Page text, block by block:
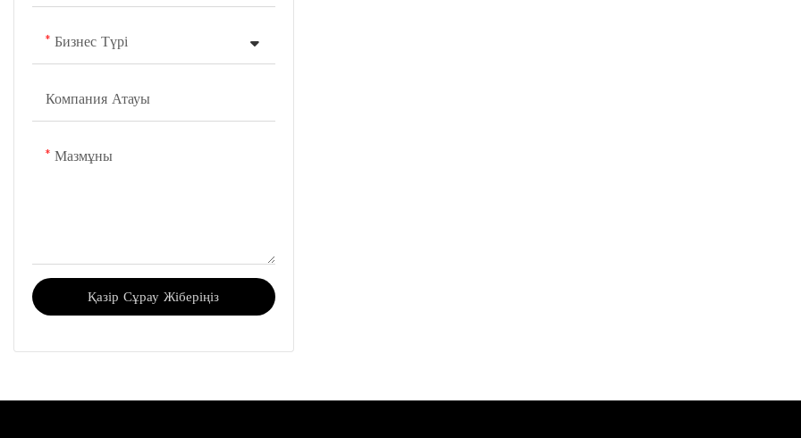
Бизнес Түрі
Компания Атауы
Мазмұны
Қазір Сұрау Жіберіңіз